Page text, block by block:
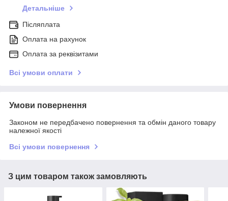
Детальніше
Післяплата
Оплата на рахунок
Оплата за реквізитами
Всі умови оплати
Умови повернення
Законом не передбачено повернення та обмін даного товару
належної якості
Всі умови повернення
З цим товаром також замовляють